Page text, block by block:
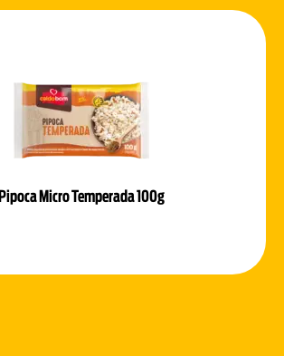
Pipoca Micro Temperada 100g